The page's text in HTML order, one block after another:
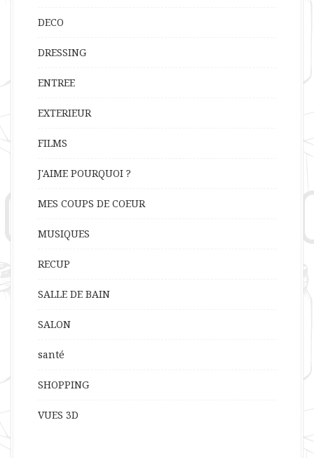
DECO
DRESSING
ENTREE
EXTERIEUR
FILMS
J'AIME POURQUOI ?
MES COUPS DE COEUR
MUSIQUES
RECUP
SALLE DE BAIN
SALON
santé
SHOPPING
VUES 3D